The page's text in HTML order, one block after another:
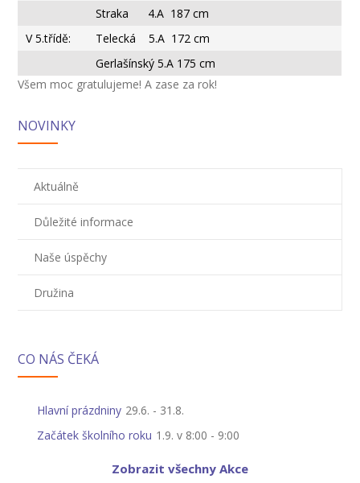
---- Výchovný poradce
---- Speciální pedagog
---- Metodik prevence
Prvnáčci
-- Co škola nabízí
-- Zápis
-- Virtuální prohlídka školy
Družina
-- O školní družině
Straka 4.A 187 cm
V 5.třídě:
Telecká 5.A 172 cm
Gerlašínský 5.A 175 cm
Všem moc gratulujeme! A zase za rok!
NOVINKY
Aktuálně
Důležité informace
Naše úspěchy
Družina
CO NÁS ČEKÁ
Hlavní prázdniny 29.6. - 31.8.
Začátek školního roku 1.9. v 8:00 - 9:00
Zobrazit všechny Akce